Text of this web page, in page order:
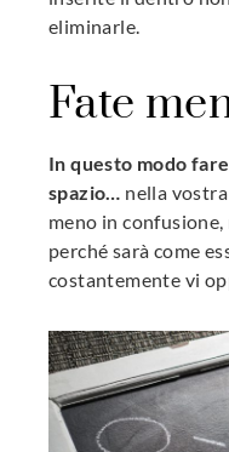
eliminarle.
Fate
In questo modo
spazio…
nella
meno in
perché sarà come
costantemente vi